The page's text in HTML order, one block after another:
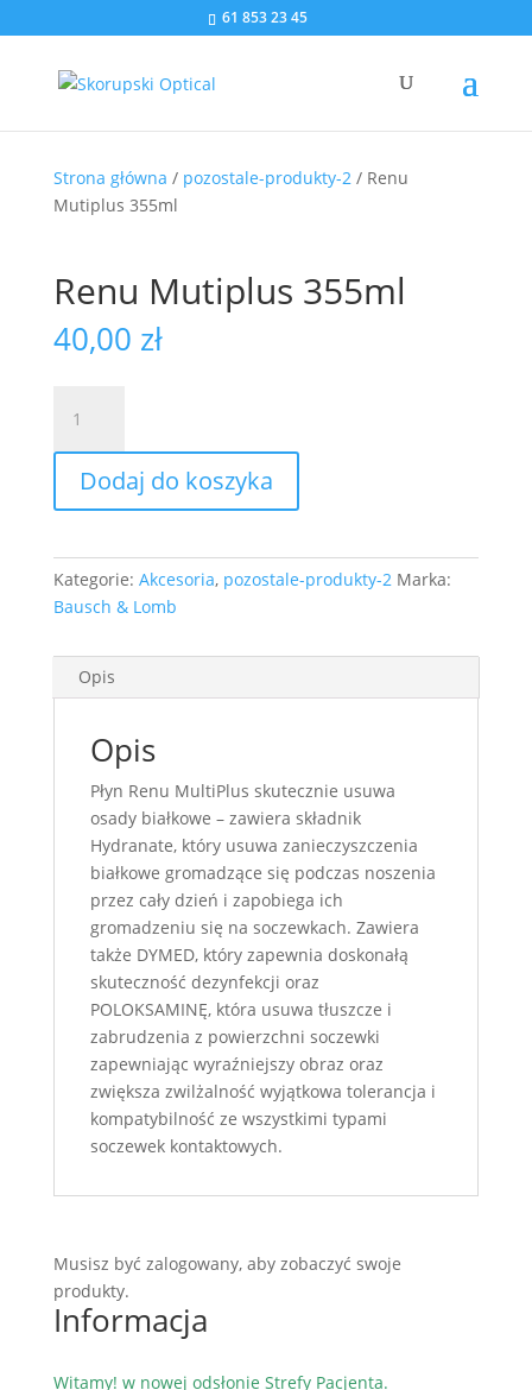
61 853 23 45
Strona główna / pozostale-produkty-2/ Renu
Mutiplus 355ml
Renu Mutiplus 355ml
40,00 zł
Renu
Mutiplus
355mlDodaj do koszyka
Kategorie: Akcesoria, pozostale-produkty-2 Marka:
Bausch & Lomb
Opis
Opis
Płyn Renu MultiPlus skutecznie usuwa
osady białkowe – zawiera składnik
Hydranate, który usuwa zanieczyszczenia
białkowe gromadzące się podczas noszenia
przez cały dzień i zapobiega ich
gromadzeniu się na soczewkach. Zawiera
także DYMED, który zapewnia doskonałą
skuteczność dezynfekcji oraz
POLOKSAMINĘ, która usuwa tłuszcze i
zabrudzenia z powierzchni soczewki
zapewniając wyraźniejszy obraz oraz
zwiększa zwilżalność wyjątkowa tolerancja i
kompatybilność ze wszystkimi typami
soczewek kontaktowych.
Musisz być zalogowany, aby zobaczyć swoje
produkty.
Informacja
Witamy! w nowej odsłonie Strefy Pacjenta.